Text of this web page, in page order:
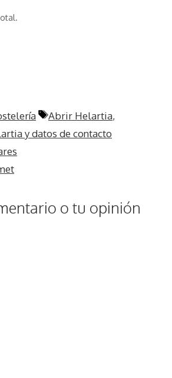
Etiquetas
Abrir Helartia,
y datos de contacto
o tu opinión